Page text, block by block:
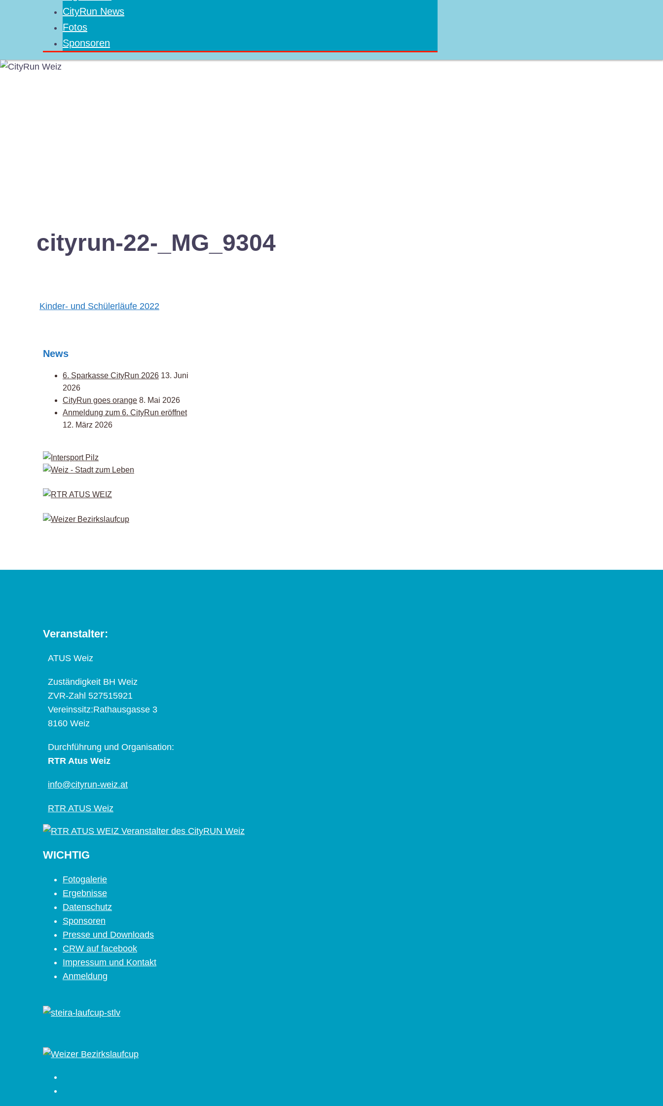
CityRun News
Fotos
Sponsoren
cityrun-22-_MG_9304
Post
Kinder- und Schülerläufe 2022
News
6. Sparkasse CityRun 2026 13. Juni
2026
CityRun goes orange 8. Mai 2026
Anmeldung zum 6. CityRun eröffnet
12. März 2026
Veranstalter:
ATUS Weiz
Zuständigkeit BH Weiz
ZVR-Zahl 527515921
Vereinssitz:Rathausgasse 3
8160 Weiz
Durchführung und Organisation:
RTR Atus Weiz
info@cityrun-weiz.at
RTR ATUS Weiz
WICHTIG
Fotogalerie
Ergebnisse
Datenschutz
Sponsoren
Presse und Downloads
CRW auf facebook
Impressum und Kontakt
Anmeldung